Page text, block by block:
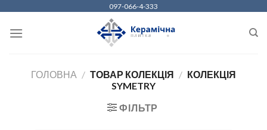
content
097-066-4-333
ГОЛОВНА / ТОВАР КОЛЕКЦІЯ / КОЛЕКЦІЯ
SYMETRY
ФІЛЬТР